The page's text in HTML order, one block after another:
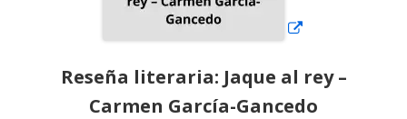
Reseña literaria: Jaque al rey –
Carmen García-Gancedo